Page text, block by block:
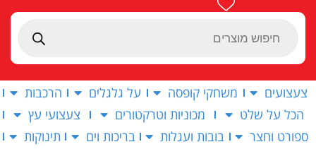
Products
צעצועים משחקי קופסה על גלגלים
הרכבות
הכל על שלט
מכוניות וטרקטורים
צעצועי עץ
ספורט וחצר
בובות ועגלות בריכות וים
תינוקות